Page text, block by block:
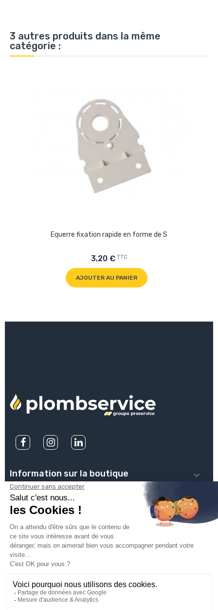
3 autres produits dans la même
catégorie :
Equerre fixation rapide en forme de S
3,20 € TTC
AJOUTER AU PANIER
Information sur la boutique 
PLOMBSERVICE 
INFOS PRATIQUES 
VOTRE COMPTE 
Groupe Proservice